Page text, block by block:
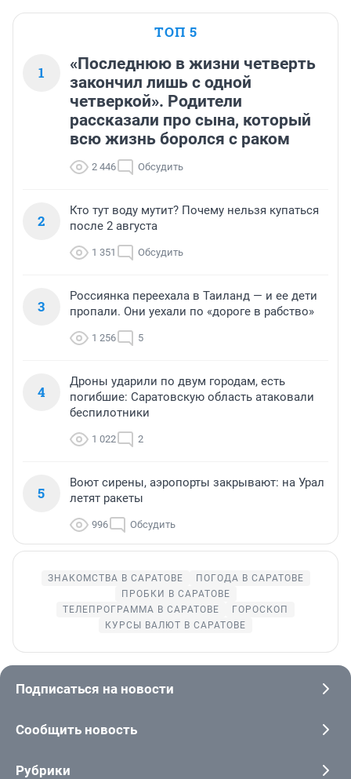
ТОП 5
1
«Последнюю в жизни четверть
закончил лишь с одной
четверкой». Родители
рассказали про сына, который
всю жизнь боролся с раком
2 446 Обсудить
2
Кто тут воду мутит? Почему нельзя купаться
после 2 августа
1 351 Обсудить
3
Россиянка переехала в Таиланд — и ее дети
пропали. Они уехали по «дороге в рабство»
1 256 5
4
Дроны ударили по двум городам, есть
погибшие: Саратовскую область атаковали
беспилотники
1 022 2
5
Воют сирены, аэропорты закрывают: на Урал
летят ракеты
996 Обсудить
ЗНАКОМСТВА В САРАТОВЕ
ПОГОДА В САРАТОВЕ
ПРОБКИ В САРАТОВЕ
ТЕЛЕПРОГРАММА В САРАТОВЕ
ГОРОСКОП
КУРСЫ ВАЛЮТ В САРАТОВЕ
Подписаться на новости
Сообщить новость
Рубрики